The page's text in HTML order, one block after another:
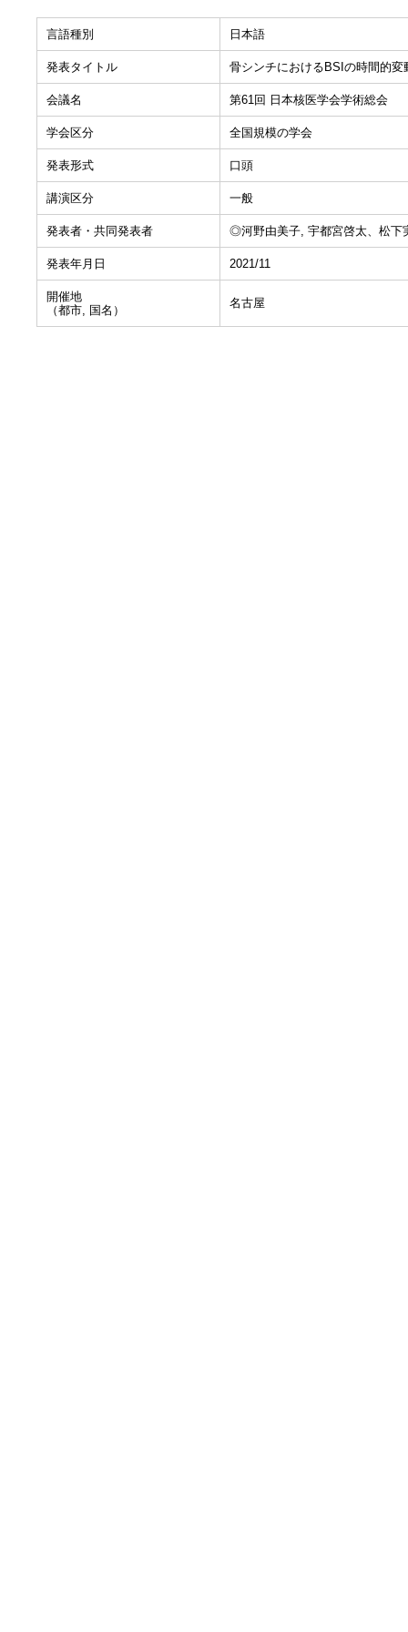
言語種別 日本語
発表タイトル 骨シンチにおけるBSIの時間的
会議名 第61回 日本核医学会学術総会
学会区分 全国規模の学会
発表形式 口頭
講演区分 一般
発表者・共同発表者 ◎河野由美子, 宇都宮啓太、松下
発表年月日 2021/11
開催地
（都市, 国名）
名古屋